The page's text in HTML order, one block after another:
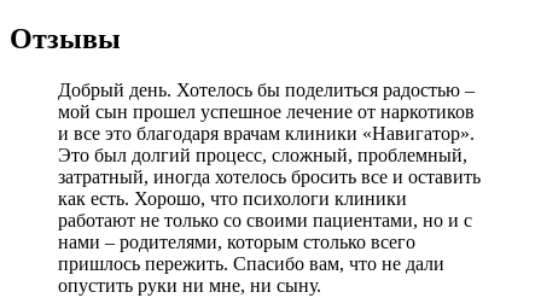
Отзывы
Добрый день. Хотелось бы поделиться радостью –
мой сын прошел успешное лечение от наркотиков
и все это благодаря врачам клиники «Навигатор».
Это был долгий процесс, сложный, проблемный,
затратный, иногда хотелось бросить все и оставить
как есть. Хорошо, что психологи клиники
работают не только со своими пациентами, но и с
нами – родителями, которым столько всего
пришлось пережить. Спасибо вам, что не дали
опустить руки ни мне, ни сыну.